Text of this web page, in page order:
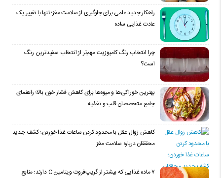
راهکار جدید علمی برای جلوگیری از سلامت مغز؛ تنها با تغییر یک
عادت غذایی ساده
چرا انتخاب رنگ کامپوزیت مهم‌تر از انتخاب سفیدترین رنگ
است؟
بهترین خوراکی‌ها و میوه‌ها برای کاهش فشار خون بالا؛ راهنمای
جامع متخصصان قلب و تغذیه
کاهش زوال عقل با محدود کردن ساعات غذا خوردن؛ کشف جدید
محققان درباره سلامت مغز
۷ ماده غذایی که بیشتر از گریپ‌فروت ویتامین C دارند؛ منابع